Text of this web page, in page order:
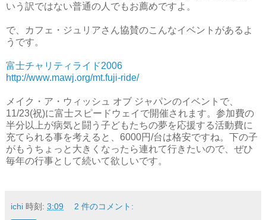
いう訳ではない普通の人でもお薦めですよ。
で、カフェ・ジュリアさん協賛のこんなイベントがあるよ
うです。
富士チャリティライド2006
http://www.mawj.org/mt.fuji-ride/
メイク・ア・ウィッシュ オブ ジャパンのイベントで、
11/23(祝)に富士スピードウェイで開催されます。参加費の
半分以上が病気と闘う子どもたちの夢を応援する活動費に
充てられる事を考えると、6000円/台は格安ですね。下の子
がもうちょっと大きくなったら連れて行きたいので、ぜひ
毎年の行事として続いて欲しいです。
ichi 時刻: 3:09 2 件のコメント: